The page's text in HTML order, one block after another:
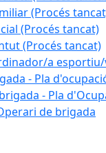
(Procés
(Procés tancat)
(Procés tancat)
a esportiu/
- Pla
- Pla
de brigada